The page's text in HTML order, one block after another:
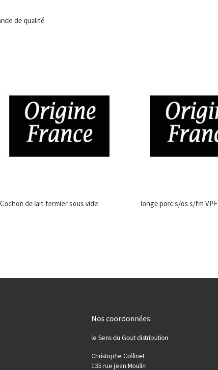
de qualité
Cochon de lait fermier sous vide longe porc s/os s/fm VPF
Nos coordonnées:
le Sens du Gout distribution
Christophe Collinet
135 rue jean Moulin